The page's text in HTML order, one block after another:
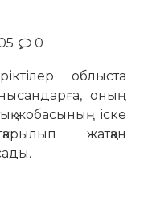
0
облыста
оның
жобасының іске
жатқан